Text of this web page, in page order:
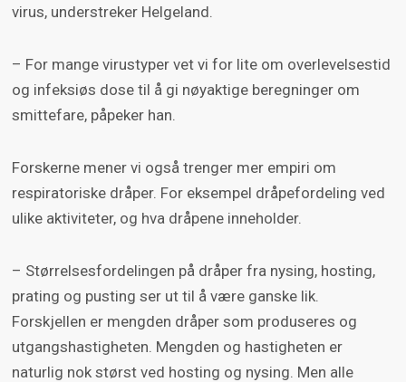
virus, understreker Helgeland.
– For mange virustyper vet vi for lite om overlevelsestid
og infeksiøs dose til å gi nøyaktige beregninger om
smittefare, påpeker han.
Forskerne mener vi også trenger mer empiri om
respiratoriske dråper. For eksempel dråpefordeling ved
ulike aktiviteter, og hva dråpene inneholder.
– Størrelsesfordelingen på dråper fra nysing, hosting,
prating og pusting ser ut til å være ganske lik.
Forskjellen er mengden dråper som produseres og
utgangshastigheten. Mengden og hastigheten er
naturlig nok størst ved hosting og nysing. Men alle